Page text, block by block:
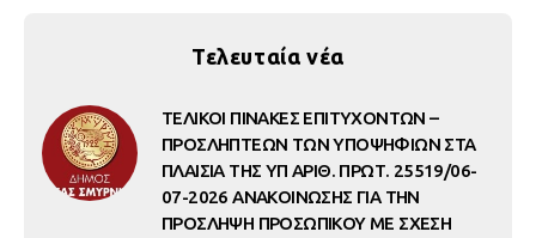
Τελευταία νέα
ΤΕΛΙΚΟΙ ΠΙΝΑΚΕΣ ΕΠΙΤΥΧΟΝΤΩΝ –
ΠΡΟΣΛΗΠΤΕΩΝ ΤΩΝ ΥΠΟΨΗΦΙΩΝ ΣΤΑ
ΠΛΑΙΣΙΑ ΤΗΣ ΥΠ ΑΡΙΘ. ΠΡΩΤ. 25519/06-
07-2026 ΑΝΑΚΟΙΝΩΣΗΣ ΓΙΑ ΤΗΝ
ΠΡΟΣΛΗΨΗ ΠΡΟΣΩΠΙΚΟΥ ΜΕ ΣΧΕΣΗ